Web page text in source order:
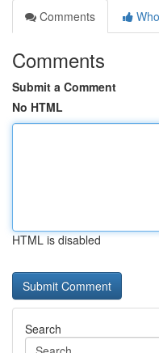
Comments
Comments
Submit a Comment
No HTML
HTML is disabled
Search